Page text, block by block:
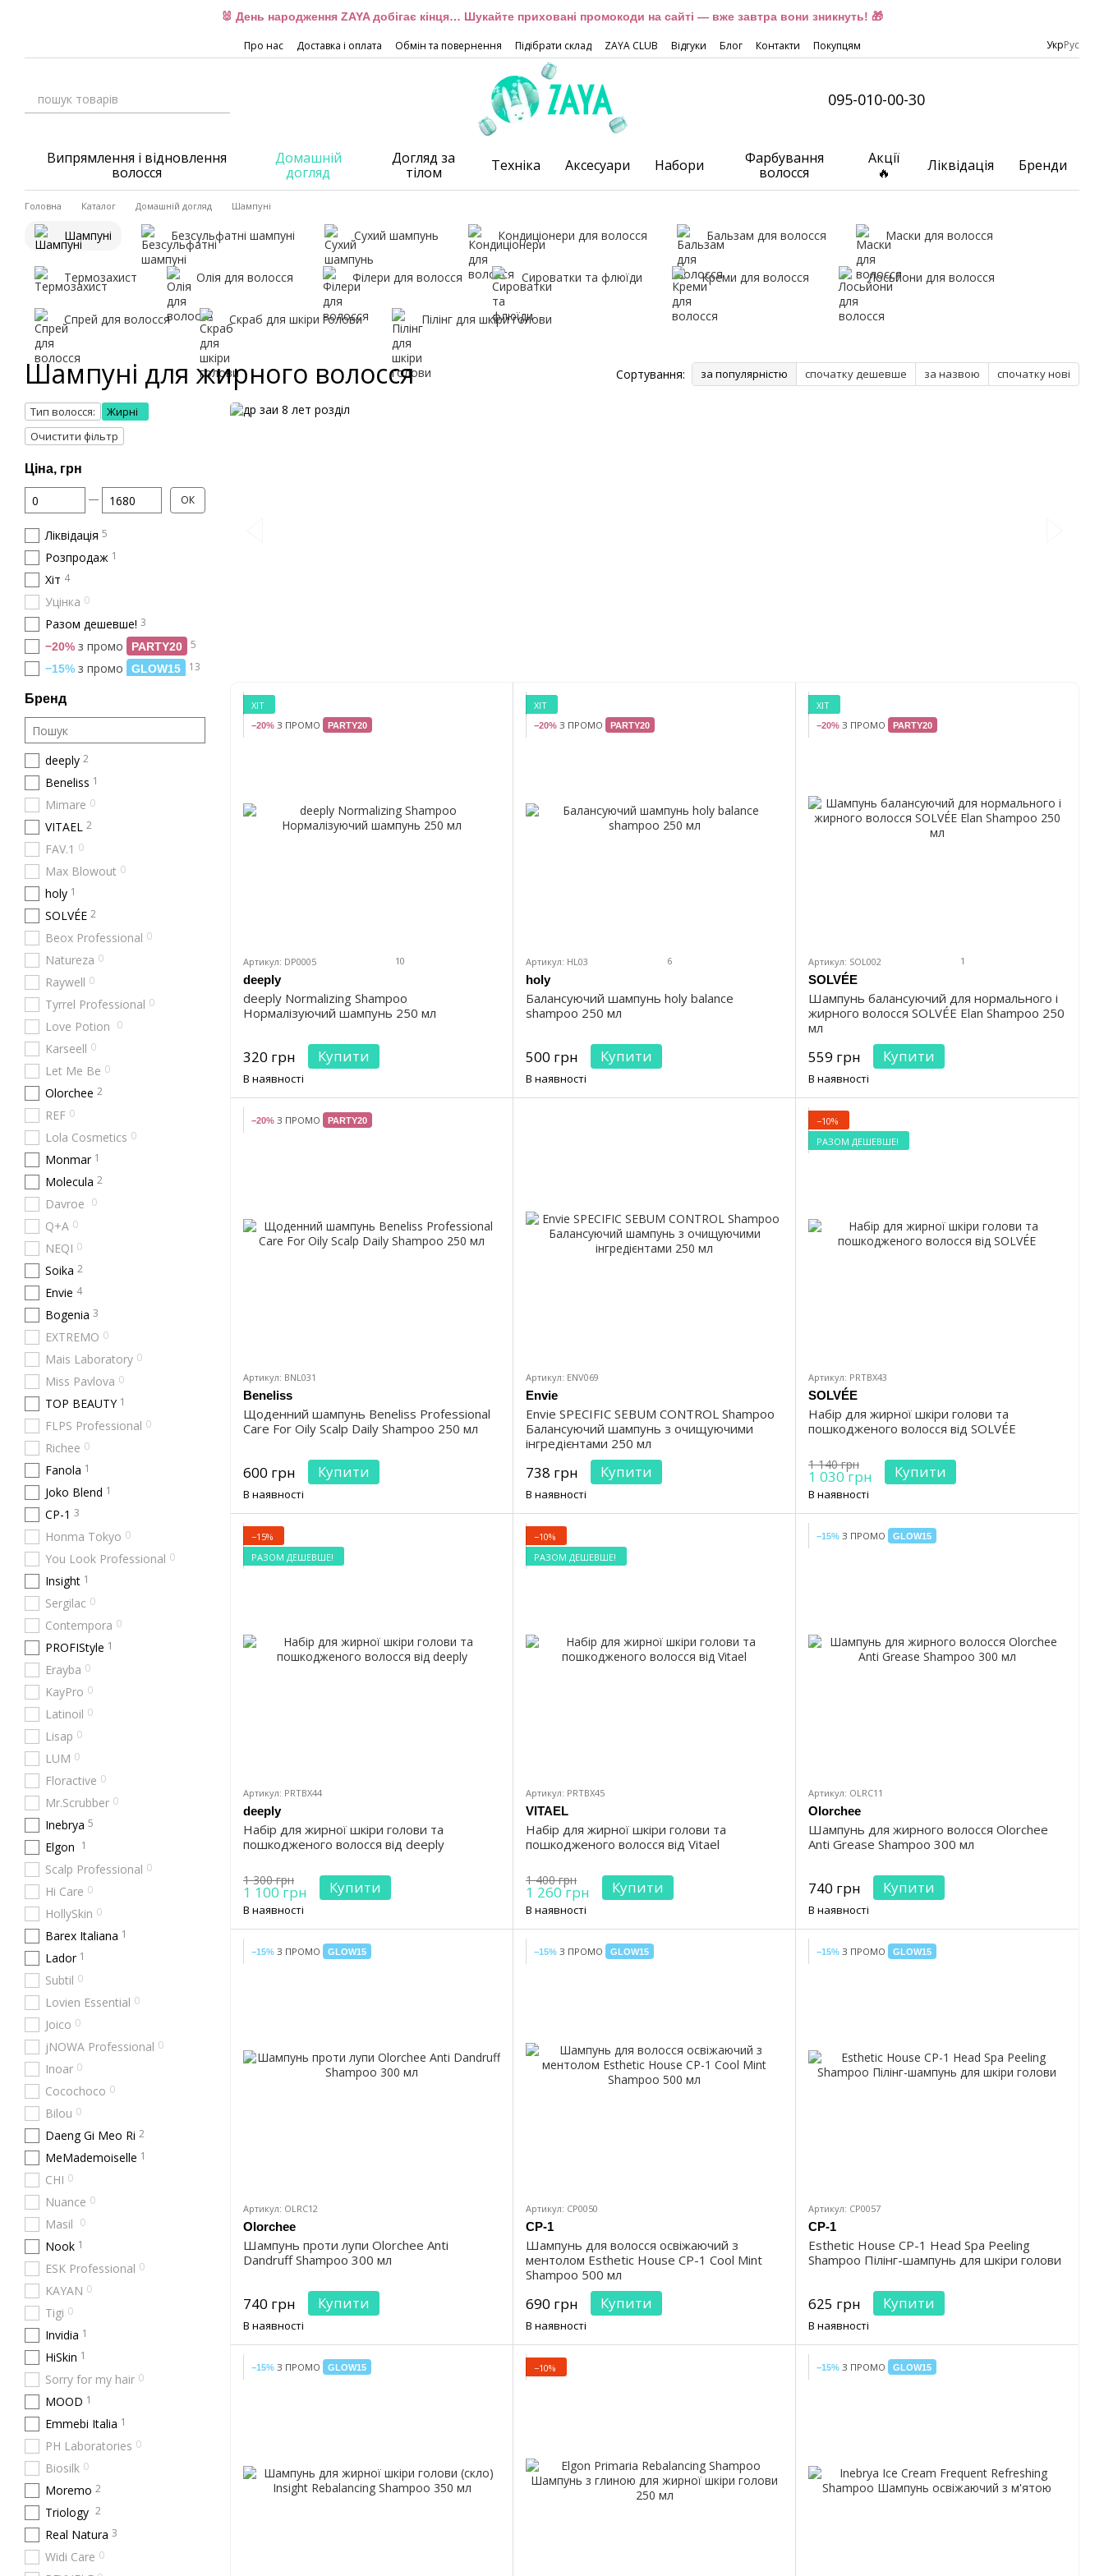
🐰 День народження ZAYA добігає кінця… Шукайте приховані промокоди на сайті — вже завтра вони зникнуть! 🎁
Про нас Доставка і оплата Обмін та повернення Підібрати склад ZAYA CLUB Відгуки Блог Контакти Покупцям УкрРус
095-010-00-30
Випрямлення і відновлення
волосся
Домашній
догляд
Догляд за
тілом
Техніка Аксесуари Набори
Фарбування
волосся
Акції
🔥
Ліквідація Бренди
Головна Каталог Домашній догляд Шампуні
Шампуні Безсульфатні шампуні Сухий шампунь Кондиціонери для волосся Бальзам для волосся Маски для волосся
Термозахист Олія для волосся Філери для волосся Сироватки та флюїди Креми для волосся Лосьйони для волосся
Спрей для волосся Скраб для шкіри голови Пілінг для шкіри голови
Шампуні для жирного волосся Сортування: за популярністю спочатку дешевше за назвою спочатку нові
ХІТ
−20% З ПРОМО PARTY20
Артикул: DP0005 10
deeply
deeply Normalizing Shampoo
Нормалізуючий шампунь 250 мл
320 грн Купити
В наявності
ХІТ
−20% З ПРОМО PARTY20
Артикул: HL03 6
holy
Балансуючий шампунь holy balance
shampoo 250 мл
500 грн Купити
В наявності
ХІТ
−20% З ПРОМО PARTY20
Артикул: SOL002 1
SOLVÉE
Шампунь балансуючий для нормального і
жирного волосся SOLVÉE Elan Shampoo 250
мл
559 грн Купити
В наявності
−20% З ПРОМО PARTY20
Артикул: BNL031
Beneliss
Щоденний шампунь Beneliss Professional
Care For Oily Scalp Daily Shampoo 250 мл
600 грн Купити
В наявності
Артикул: ENV069
Envie
Envie SPECIFIC SEBUM CONTROL Shampoo
Балансуючий шампунь з очищуючими
інгредієнтами 250 мл
738 грн Купити
В наявності
−10%
РАЗОМ ДЕШЕВШЕ!
Артикул: PRTBX43
SOLVÉE
Набір для жирної шкіри голови та
пошкодженого волосся від SOLVÉE
1 140 грн
1 030 грн Купити
В наявності
−15%
РАЗОМ ДЕШЕВШЕ!
Артикул: PRTBX44
deeply
Набір для жирної шкіри голови та
пошкодженого волосся від deeply
1 300 грн
1 100 грн Купити
В наявності
−10%
РАЗОМ ДЕШЕВШЕ!
Артикул: PRTBX45
VITAEL
Набір для жирної шкіри голови та
пошкодженого волосся від Vitael
1 400 грн
1 260 грн Купити
В наявності
−15% З ПРОМО GLOW15
Артикул: OLRC11
Olorchee
Шампунь для жирного волосся Olorchee
Anti Grease Shampoo 300 мл
740 грн Купити
В наявності
−15% З ПРОМО GLOW15
Артикул: OLRC12
Olorchee
Шампунь проти лупи Olorchee Anti
Dandruff Shampoo 300 мл
740 грн Купити
В наявності
−15% З ПРОМО GLOW15
Артикул: CP0050
CP-1
Шампунь для волосся освіжаючий з
ментолом Esthetic House CP-1 Cool Mint
Shampoo 500 мл
690 грн Купити
В наявності
−15% З ПРОМО GLOW15
Артикул: CP0057
CP-1
Esthetic House CP-1 Head Spa Peeling
Shampoo Пілінг-шампунь для шкіри голови
625 грн Купити
В наявності
−15% З ПРОМО GLOW15 −10% −15% З ПРОМО GLOW15
Тип волосся:
Жирні
Очистити фільтр
Ціна, грн
Від Ціна, грн
До Ціна, грн ОК
Ліквідація 5
Розпродаж 1
Хіт 4
Уцінка 0
Разом дешевше! 3
−20% з промо PARTY20 5
−15% з промо GLOW15 13
Бренд
deeply 2
Beneliss 1
Mimare 0
VITAEL 2
FAV.1 0
Max Blowout 0
holy 1
SOLVÉE 2
Beox Professional 0
Natureza 0
Raywell 0
Tyrrel Professional 0
Love Potion 0
Karseell 0
Let Me Be 0
Olorchee 2
REF 0
Lola Cosmetics 0
Monmar 1
Molecula 2
Davroe 0
Q+A 0
NEQI 0
Soika 2
Envie 4
Bogenia 3
EXTREMO 0
Mais Laboratory 0
Miss Pavlova 0
TOP BEAUTY 1
FLPS Professional 0
Richee 0
Fanola 1
Joko Blend 1
CP-1 3
Honma Tokyo 0
You Look Professional 0
Insight 1
Sergilac 0
Contempora 0
PROFIStyle 1
Erayba 0
KayPro 0
Latinoil 0
Lisap 0
LUM 0
Floractive 0
Mr.Scrubber 0
Inebrya 5
Elgon 1
Scalp Professional 0
Hi Care 0
HollySkin 0
Barex Italiana 1
Lador 1
Subtil 0
Lovien Essential 0
Joico 0
jNOWA Professional 0
Inoar 0
Cocochoco 0
Bilou 0
Daeng Gi Meo Ri 2
MeMademoiselle 1
CHI 0
Nuance 0
Masil 0
Nook 1
ESK Professional 0
KAYAN 0
Tigi 0
Invidia 1
HiSkin 1
Sorry for my hair 0
MOOD 1
Emmebi Italia 1
PH Laboratories 0
Biosilk 0
Moremo 2
Triology 2
Real Natura 3
Widi Care 0